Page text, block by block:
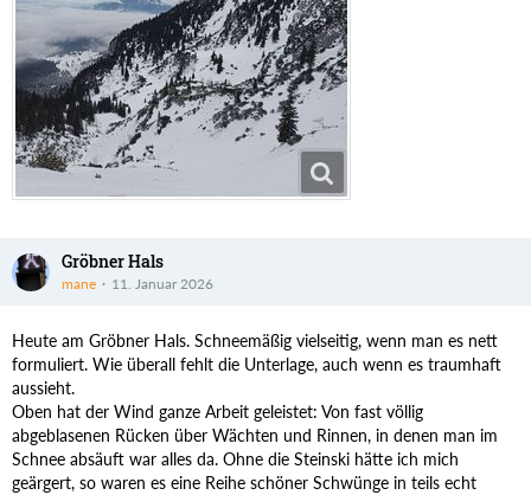
Gröbner Hals
mane 11. Januar 2026
Heute am Gröbner Hals. Schneemäßig vielseitig, wenn man es nett
formuliert. Wie überall fehlt die Unterlage, auch wenn es traumhaft
aussieht.
Oben hat der Wind ganze Arbeit geleistet: Von fast völlig
abgeblasenen Rücken über Wächten und Rinnen, in denen man im
Schnee absäuft war alles da. Ohne die Steinski hätte ich mich
geärgert, so waren es eine Reihe schöner Schwünge in teils echt